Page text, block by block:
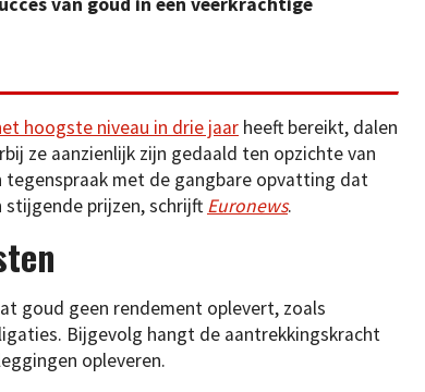
hoogste niveau in drie jaar heeft bereikt, dalen
ze aanzienlijk zijn gedaald ten opzichte van
tegenspraak met de gangbare opvatting dat
prijzen, schrijft Euronews.
goud geen rendement oplevert, zoals
Bijgevolg hangt de aantrekkingskracht
opleveren.